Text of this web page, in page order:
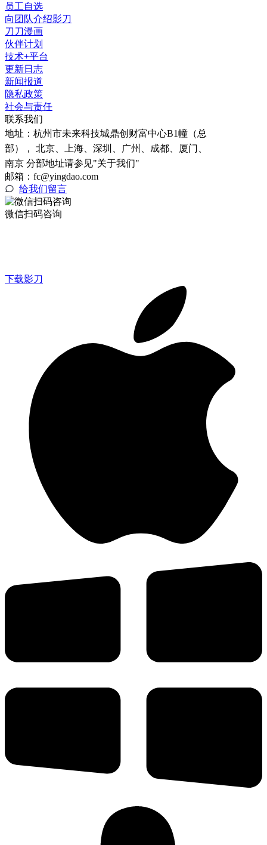
员工自选
向团队介绍影刀
刀刀漫画
伙伴计划
技术+平台
更新日志
新闻报道
隐私政策
社会与责任
联系我们
地址： 杭州市未来科技城鼎创财富中心B1幢（总
部）， 北京、上海、深圳、广州、成都、厦门、
南京 分部地址请参见"关于我们"
邮箱：fc@yingdao.com
给我们留言
微信扫码咨询
下载影刀